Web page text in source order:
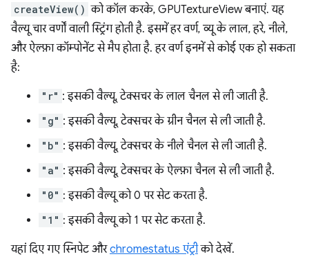
createView() को कॉल करके, GPUTextureView बनाएं. यह
वैल्यू चार वर्णों वाली स्ट्रिंग होती है. इसमें हर वर्ण, व्यू के लाल, हरे, नीले,
और ऐल्फ़ा कॉम्पोनेंट से मैप होता है. हर वर्ण इनमें से कोई एक हो सकता
है:
"r" : इसकी वैल्यू, टेक्सचर के लाल चैनल से ली जाती है.
"g" : इसकी वैल्यू, टेक्सचर के ग्रीन चैनल से ली जाती है.
"b" : इसकी वैल्यू, टेक्सचर के नीले चैनल से ली जाती है.
"a" : इसकी वैल्यू, टेक्सचर के ऐल्फ़ा चैनल से ली जाती है.
"0" : इसकी वैल्यू को 0 पर सेट करता है.
"1" : इसकी वैल्यू को 1 पर सेट करता है.
यहां दिए गए स्निपेट औरchromestatus एंट्रीको देखें.